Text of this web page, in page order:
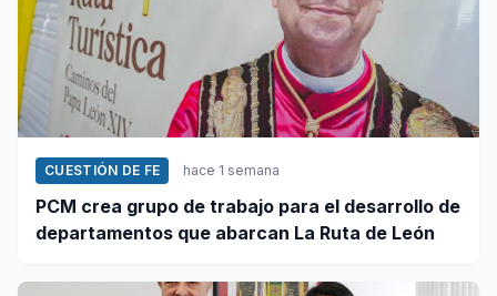
CUESTIÓN DE FE hace 1 semana
PCM crea grupo de trabajo para el desarrollo de
departamentos que abarcan La Ruta de León